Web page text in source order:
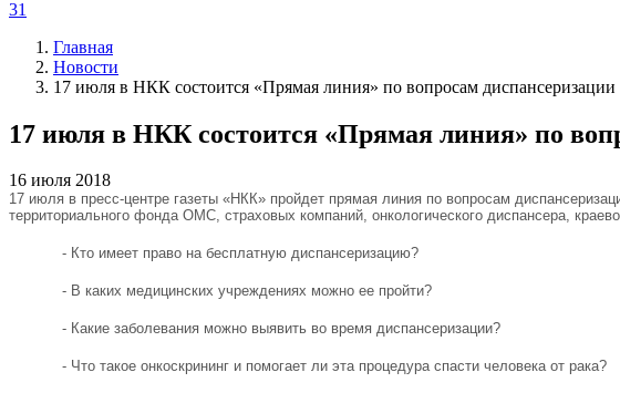
31
Главная
Новости
17 июля в НКК состоится «Прямая линия» по вопросам диспансеризации
17 июля в НКК состоится «Прямая линия» по
16 июля 2018
17 июля в пресс-центре газеты «НКК» пройдет прямая линия по вопросам
территориального фонда ОМС, страховых компаний, онкологического диспансера,
- Кто имеет право на бесплатную диспансеризацию?
- В каких медицинских учреждениях можно ее пройти?
- Какие заболевания можно выявить во время диспансеризации?
- Что такое онкоскрининг и помогает ли эта процедура спасти человека от рака?